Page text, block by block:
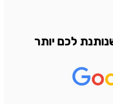
לכם יותר